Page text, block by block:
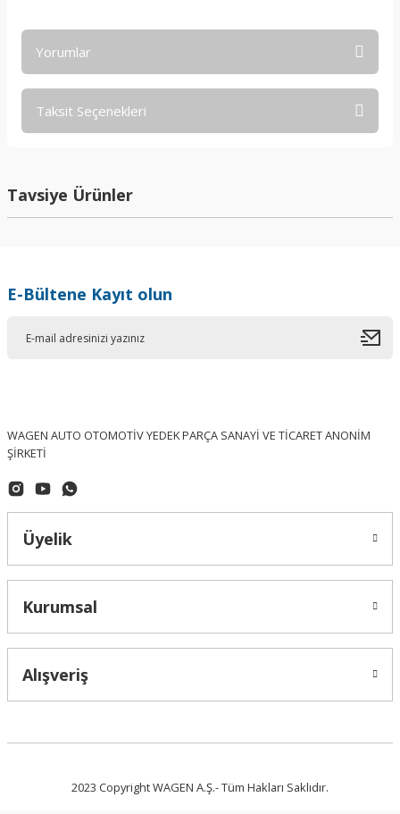
Yorumlar
Taksit Seçenekleri
Tavsiye Ürünler
BREMI
1.952,36 ₺
E-Bültene Kayıt olun
WAGEN AUTO OTOMOTİV YEDEK PARÇA SANAYİ VE TİCARET ANONİM
ŞİRKETİ
Üyelik
Kurumsal
Alışveriş
2023 Copyright WAGEN A.Ş.- Tüm Hakları Saklıdır.